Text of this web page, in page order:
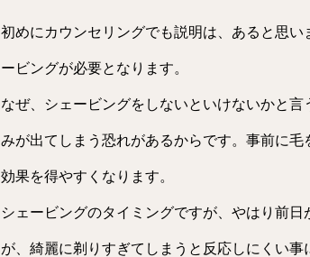
初めにカウンセリングでも説明は、あると思
ービングが必要となります。
なぜ、シェービングをしないといけないかと
みが出てしまう恐れがあるからです。事前に
効果を得やすくなります。
シェービングのタイミングですが、やはり前
が、綺麗に剃りすぎてしまうと反応しにくい